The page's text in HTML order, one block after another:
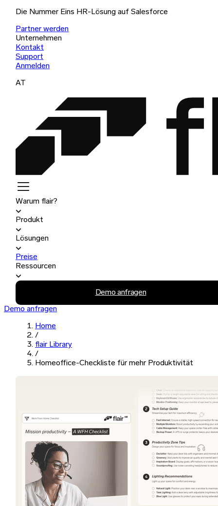
Die Nummer Eins HR-Lösung auf Salesforce
Partner werden
Unternehmen
Kontakt
Support
Anmelden
AT
Warum flair?
Produkt
Lösungen
Preise
Ressourcen
Demo anfragen
Demo anfragen
Home
/
flair Library
/
Homeoffice-Checkliste für mehr Produktivität